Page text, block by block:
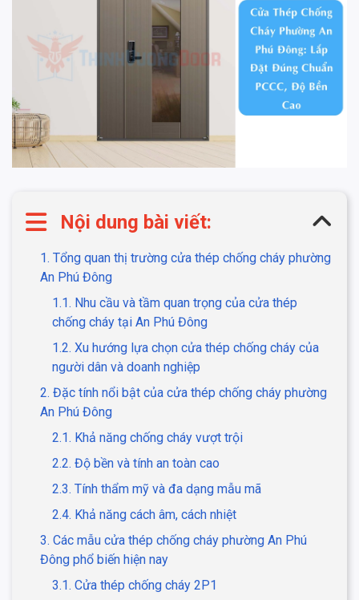
Nội dung bài viết:
1. Tổng quan thị trường cửa thép chống cháy phường
An Phú Đông
1.1. Nhu cầu và tầm quan trọng của cửa thép
chống cháy tại An Phú Đông
1.2. Xu hướng lựa chọn cửa thép chống cháy của
người dân và doanh nghiệp
2. Đặc tính nổi bật của cửa thép chống cháy phường
An Phú Đông
2.1. Khả năng chống cháy vượt trội
2.2. Độ bền và tính an toàn cao
2.3. Tính thẩm mỹ và đa dạng mẫu mã
2.4. Khả năng cách âm, cách nhiệt
3. Các mẫu cửa thép chống cháy phường An Phú
Đông phổ biến hiện nay
3.1. Cửa thép chống cháy 2P1